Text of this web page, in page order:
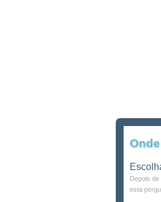
Depois
esta